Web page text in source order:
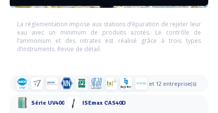
La réglementation impose aux stations d’épuration de rejeter leur
eau avec un minimum de produits azotés. Le contrôle de
l’ammonium et des nitrates est réalisé grâce à trois types
d’instruments. Revue de détail.
et 12 entreprise(s)
Série UV400 ISEmax CAS40D